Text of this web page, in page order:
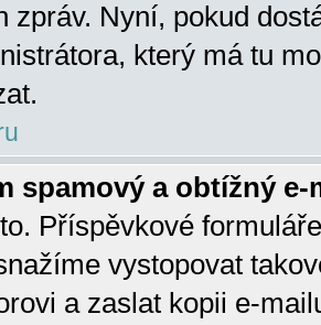
zpráv. Nyní, pokud
který má tu
spamový a obtížný
Příspěvkové
vystopovat
a zaslat kopii e-